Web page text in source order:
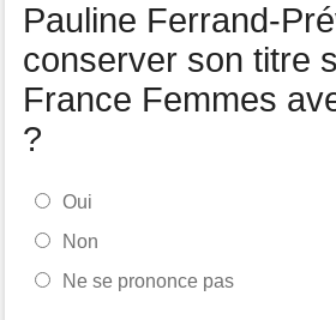
Pauline Ferrand-
conserver son titre
France Femmes
?
Oui
Non
Ne se prononce pas